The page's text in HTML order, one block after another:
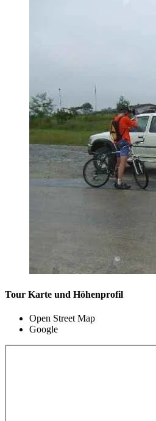
Tour Karte und Höhenprofil
Open Street Map
Google